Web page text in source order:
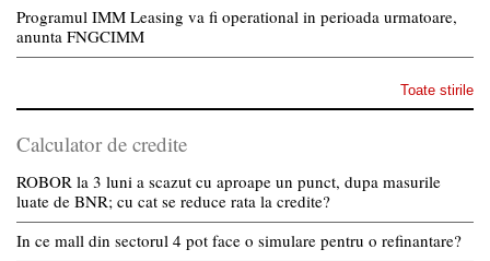
Programul IMM Leasing va fi operational in perioada urmatoare,
anunta FNGCIMM
Toate stirile
Calculator de credite
ROBOR la 3 luni a scazut cu aproape un punct, dupa masurile
luate de BNR; cu cat se reduce rata la credite?
In ce mall din sectorul 4 pot face o simulare pentru o refinantare?